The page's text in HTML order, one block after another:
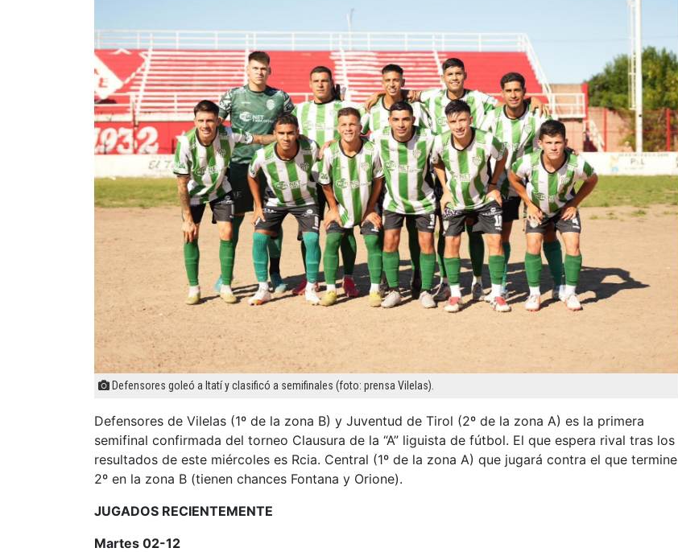
Defensores goleó a Itatí y clasificó a semifinales (foto: prensa Vilelas).
Defensores de Vilelas (1º de la zona B) y Juventud de Tirol (2º de la zona A) es la primera
semifinal confirmada del torneo Clausura de la “A” liguista de fútbol. El que espera rival tras los
resultados de este miércoles es Rcia. Central (1º de la zona A) que jugará contra el que termine
2º en la zona B (tienen chances Fontana y Orione).
JUGADOS RECIENTEMENTE
Martes 02-12